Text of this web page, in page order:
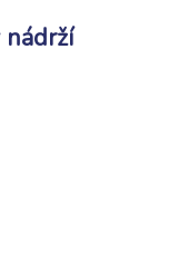
nádrží